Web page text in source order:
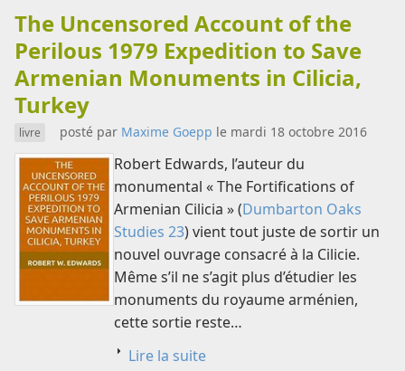
The Uncensored Account of the
Perilous 1979 Expedition to Save
Armenian Monuments in Cilicia,
Turkey
livre posté par Maxime Goepp le mardi 18 octobre 2016
Robert Edwards, l’auteur du
monumental « The Fortifications of
Armenian Cilicia » (Dumbarton Oaks
Studies 23) vient tout juste de sortir un
nouvel ouvrage consacré à la Cilicie.
Même s’il ne s’agit plus d’étudier les
monuments du royaume arménien,
cette sortie reste…
Lire la suite